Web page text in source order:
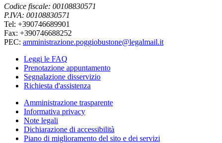
Codice fiscale: 00108830571
P.IVA: 00108830571
Tel: +390746689901
Fax: +390746688252
PEC: amministrazione.poggiobustone@legalmail.it
Leggi le FAQ
Prenotazione appuntamento
Segnalazione disservizio
Richiesta d'assistenza
Amministrazione trasparente
Informativa privacy
Note legali
Dichiarazione di accessibilità
Piano di miglioramento del sito e dei servizi